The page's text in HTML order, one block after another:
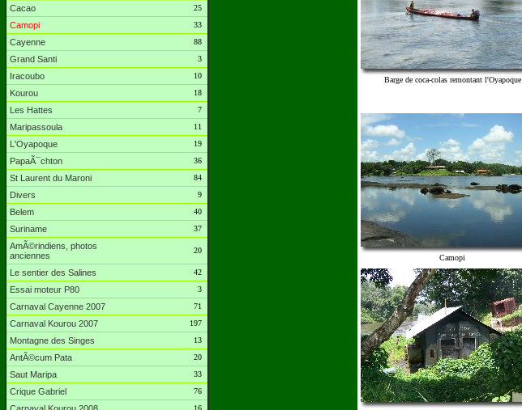
Cacao 25
Camopi 33
Cayenne 88
Grand Santi 3
Iracoubo 10
Kourou 18
Les Hattes 7
Maripassoula 11
L'Oyapoque 19
PapaÃ¯chton 36
St Laurent du Maroni 84
Divers 9
Belem 40
Suriname 37
AmÃ©rindiens, photos
anciennes
20
Le sentier des Salines 42
Essai moteur P80 3
Carnaval Cayenne 2007 71
Carnaval Kourou 2007 197
Montagne des Singes 13
AntÃ©cum Pata 20
Saut Maripa 33
Crique Gabriel 76
16
Barge de coca-colas remontant l'Oyapoque
Camopi